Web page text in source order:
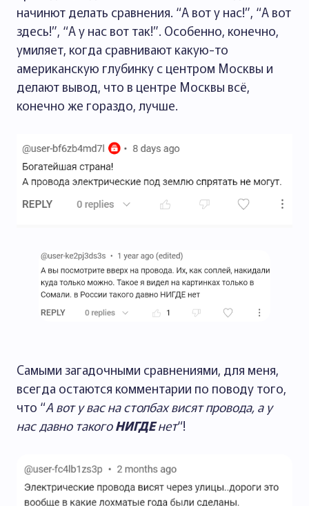
начинют делать сравнения. “А вот у нас!”, “А вот
здесь!”, “А у нас вот так!”. Особенно, конечно,
умиляет, когда сравнивают какую-то
американскую глубинку с центром Москвы и
делают вывод, что в центре Москвы всё,
конечно же гораздо, лучше.
Самыми загадочными сравнениями, для меня,
всегда остаются комментарии по поводу того,
что “А вот у вас на столбах висят провода, а у
нас давно такогоНИГДЕнет“!